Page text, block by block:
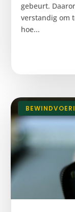
gebeurt.
verstandig om
hoe...